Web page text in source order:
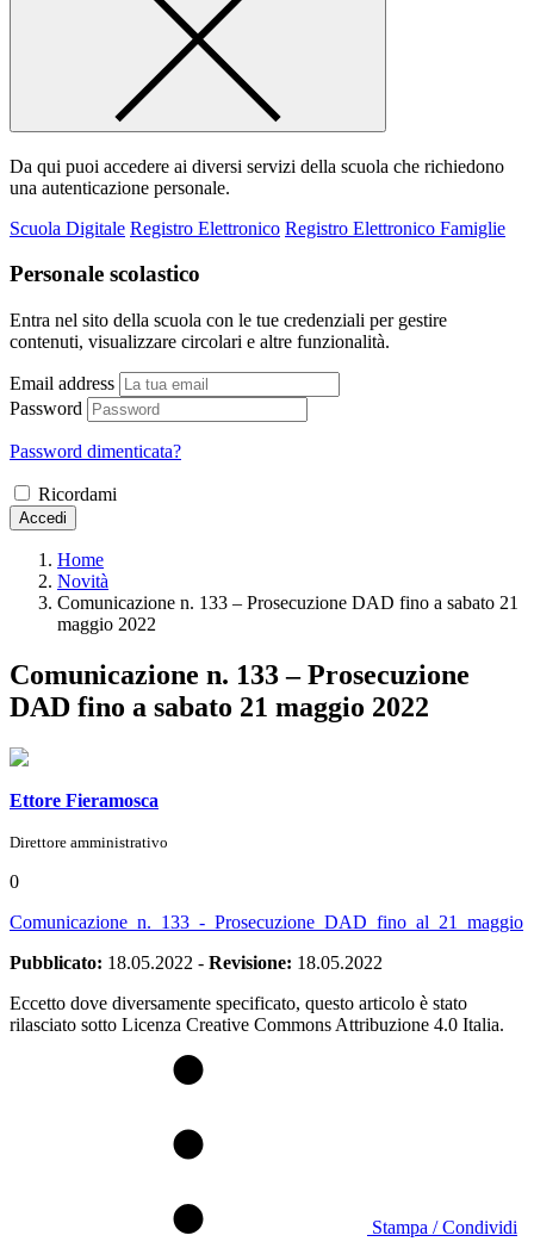
Da qui puoi accedere ai diversi servizi della scuola che richiedono
una autenticazione personale.
Scuola Digitale Registro Elettronico Registro Elettronico Famiglie
Personale scolastico
Entra nel sito della scuola con le tue credenziali per gestire
contenuti, visualizzare circolari e altre funzionalità.
Email address
Password
Password dimenticata?
Ricordami
Accedi
Home
Novità
Comunicazione n. 133 – Prosecuzione DAD fino a sabato 21
maggio 2022
Comunicazione n. 133 – Prosecuzione
DAD fino a sabato 21 maggio 2022
Ettore Fieramosca
Direttore amministrativo
0
Comunicazione_n._133_-_Prosecuzione_DAD_fino_al_21_maggio
Pubblicato: 18.05.2022 - Revisione: 18.05.2022
Eccetto dove diversamente specificato, questo articolo è stato
rilasciato sotto Licenza Creative Commons Attribuzione 4.0 Italia.
Stampa / Condividi